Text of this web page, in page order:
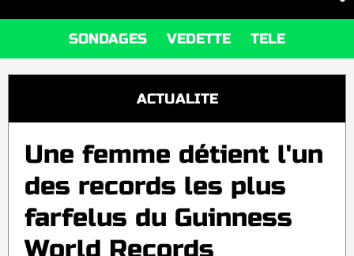
SONDAGES VEDETTE TELE
ACTUALITE
Une femme détient l'un
des records les plus
farfelus du Guinness
World Records